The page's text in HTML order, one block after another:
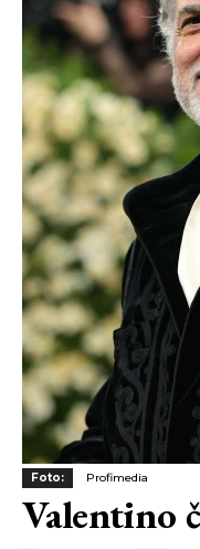
Foto: Profimedia
Valentino